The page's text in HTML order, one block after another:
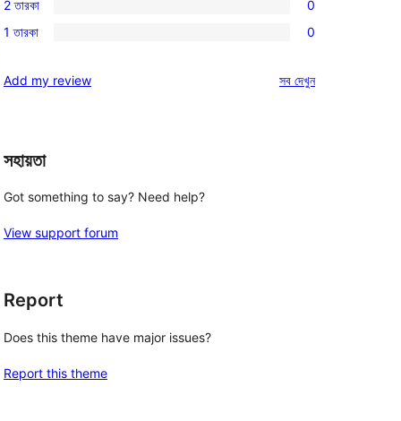
রিভিউ
স্টার
রিভিউ
3-
স্টার
0টি
2-
রিভিউ
2 তারকা 0
0টি
স্টার
1 তারকা 0
Add my review সবরিভিউ
দেখুন
সহায়তা
Got something to say? Need help?
View support forum
Report
Does this theme have major issues?
Report this theme